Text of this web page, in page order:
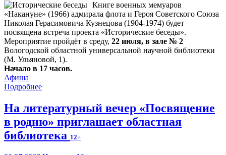
Книге военных мемуаров
«Накануне» (1966) адмирала флота и Героя Советского Союза
Николая Герасимовича Кузнецова (1904-1974) будет
посвящена встреча проекта «Исторические беседы».
Мероприятие пройдёт в среду, 22 июля, в зале № 2
Вологодской областной универсальной научной библиотеки
(М. Ульяновой, 1).
Начало в 17 часов.
Афиша
Подробнее
На литературный вечер «Посвящение
в родню» приглашает областная
библиотека 12+